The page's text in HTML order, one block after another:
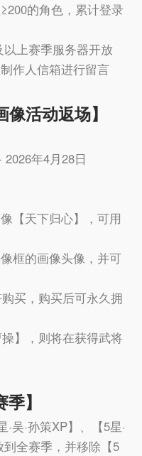
的角色，累计登录
上赛季服务器开放
作人信箱进行留言
像活动返场】
年4月28日
【天下归心】，可用
框的画像头像，并可
买，购买后可永久拥
】，则将在获得武将
】
·孙策XP】、【5星·
到全赛季，并移除【5